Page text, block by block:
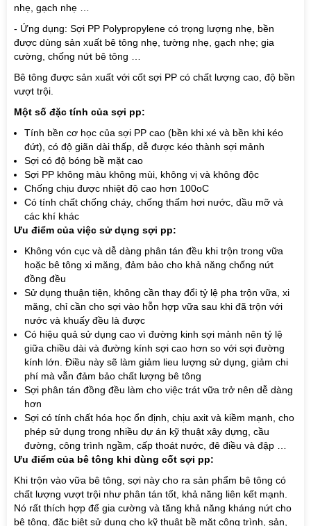
nhẹ, gạch nhẹ …
- Ứng dụng: Sợi PP Polypropylene có trọng lượng nhẹ, bền
được dùng sản xuất bê tông nhẹ, tường nhẹ, gạch nhẹ; gia
cường, chống nứt bê tông …
Bê tông được sản xuất với cốt sợi PP có chất lượng cao, độ bền
vượt trội.
Một số đặc tính của sợi pp:
Tính bền cơ học của sợi PP cao (bền khi xé và bền khi kéo
đứt), có độ giãn dài thấp, dễ được kéo thành sợi mảnh
Sợi có độ bóng bề mặt cao
Sợi PP không màu không mùi, không vị và không độc
Chống chịu được nhiệt độ cao hơn 100oC
Có tính chất chống cháy, chống thấm hơi nước, dầu mỡ và
các khí khác
Ưu điểm của việc sử dụng sợi pp:
Không vón cục và dễ dàng phân tán đều khi trộn trong vữa
hoặc bê tông xi măng, đảm bảo cho khả năng chống nứt
đồng đều
Sử dụng thuận tiện, không cần thay đổi tỷ lệ pha trộn vữa, xi
măng, chỉ cần cho sợi vào hỗn hợp vữa sau khi đã trộn với
nước và khuấy đều là được
Có hiệu quả sử dụng cao vì đường kinh sợi mảnh nên tỷ lệ
giữa chiều dài và đường kính sợi cao hơn so với sợi đường
kính lớn. Điều này sẽ làm giảm lieu lượng sử dụng, giảm chi
phí mà vẫn đảm bảo chất lượng bê tông
Sợi phân tán đồng đều làm cho việc trát vữa trở nên dễ dàng
hơn
Sợi có tính chất hóa học ổn định, chịu axit và kiềm mạnh, cho
phép sử dụng trong nhiều dự án kỹ thuật xây dựng, cầu
đường, công trình ngầm, cấp thoát nước, đê điều và đập …
Ưu điểm của bê tông khi dùng cốt sợi pp:
Khi trộn vào vữa bê tông, sợi này cho ra sản phẩm bê tông có
chất lượng vượt trội như phân tán tốt, khả năng liên kết mạnh.
Nó rất thích hợp để gia cường và tăng khả năng kháng nứt cho
bê tông, đặc biệt sử dụng cho kỹ thuật bề mặt công trình, sản,